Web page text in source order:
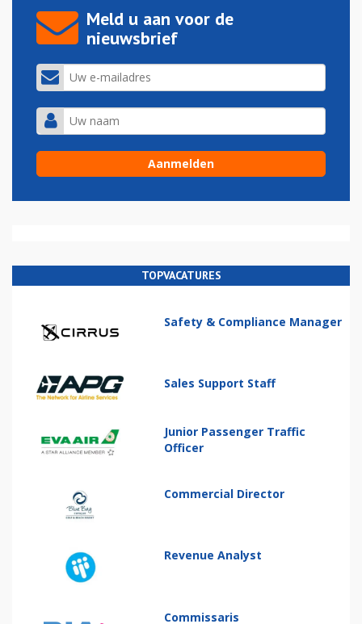
Meld u aan voor de
nieuwsbrief
TOPVACATURES
Safety & Compliance Manager
Sales Support Staff
Junior Passenger Traffic
Officer
Commercial Director
Revenue Analyst
Commissaris